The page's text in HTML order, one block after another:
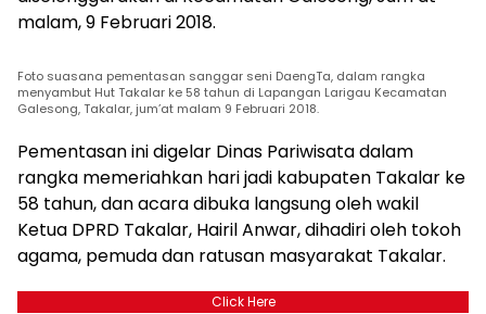
malam, 9 Februari 2018.
Foto suasana pementasan sanggar seni DaengTa, dalam rangka
menyambut Hut Takalar ke 58 tahun di Lapangan Larigau Kecamatan
Galesong, Takalar, jum’at malam 9 Februari 2018.
Pementasan ini digelar Dinas Pariwisata dalam
rangka memeriahkan hari jadi kabupaten Takalar ke
58 tahun, dan acara dibuka langsung oleh wakil
Ketua DPRD Takalar, Hairil Anwar, dihadiri oleh tokoh
agama, pemuda dan ratusan masyarakat Takalar.
Click Here